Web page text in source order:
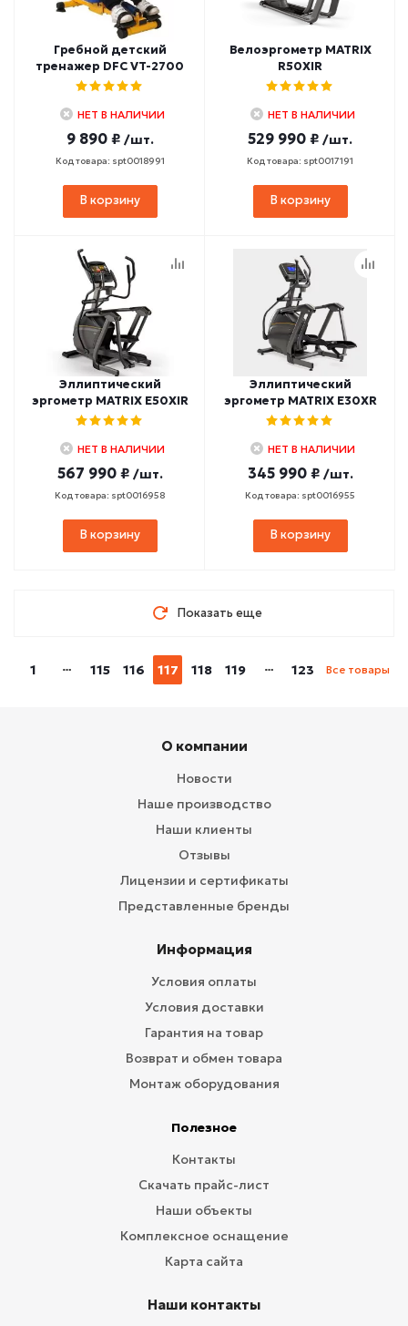
Гребной детский
тренажер DFC VT-2700
НЕТ В НАЛИЧИИ
9 890 ₽ /шт.
Код товара: spt0018991
В корзину
Велоэргометр MATRIX
R50XIR
НЕТ В НАЛИЧИИ
529 990 ₽ /шт.
Код товара: spt0017191
В корзину
Эллиптический
эргометр MATRIX E50XIR
НЕТ В НАЛИЧИИ
567 990 ₽ /шт.
Код товара: spt0016958
В корзину
Эллиптический
эргометр MATRIX E30XR
НЕТ В НАЛИЧИИ
345 990 ₽ /шт.
Код товара: spt0016955
В корзину
Показать еще
1 115 116 117 118 119 123 Все товары
О компании
Новости
Наше производство
Наши клиенты
Отзывы
Лицензии и сертификаты
Представленные бренды
Информация
Условия оплаты
Условия доставки
Гарантия на товар
Возврат и обмен товара
Монтаж оборудования
Полезное
Контакты
Скачать прайс-лист
Наши объекты
Комплексное оснащение
Карта сайта
Наши контакты